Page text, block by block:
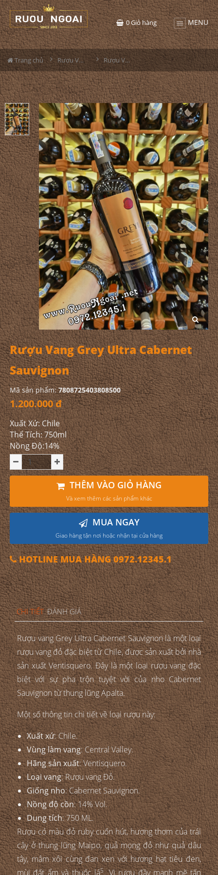
MENU
0Giỏ hàng
Trang chủ Rượu Vang Rượu Vang Grey Ultra Cabernet Sauvignon
Rượu Vang Grey Ultra Cabernet
Sauvignon
Mã sản phẩm:7808725403808500
1.200.000 đ
Xuất Xứ: Chile
Thể Tích: 750ml
Nồng Độ:14%
THÊM VÀO GIỎ HÀNG
Và xem thêm các sản phẩm khác
MUA NGAY
Giao hàng tận nơi hoặc nhận tại cửa hàng
HOTLINE MUA HÀNG 0972.12345.1
CHI TIẾT ĐÁNH GIÁ
Rượu vang Grey Ultra Cabernet Sauvignon là một loại
rượu vang đỏ đặc biệt từ Chile, được sản xuất bởi nhà
sản xuất Ventisquero. Đây là một loại rượu vang đặc
biệt với sự pha trộn tuyệt vời của nho Cabernet
Sauvignon từ thung lũng Apalta.
Một số thông tin chi tiết về loại rượu này:
Xuất xứ: Chile.
Vùng làm vang: Central Valley.
Hãng sản xuất: Ventisquero.
Loại vang: Rượu vang Đỏ.
Giống nho: Cabernet Sauvignon.
Nồng độ cồn: 14% Vol.
Dung tích: 750 ML.
Rượu có màu đỏ ruby cuốn hút, hương thơm của trái
cây ở thung lũng Maipo, quả mọng đỏ như quả dâu
tây, mâm xôi cùng đan xen với hương hạt tiêu đen,
mùi đất ẩm và thuốc lá5. Vị rượu đầy mạnh mẽ tấn